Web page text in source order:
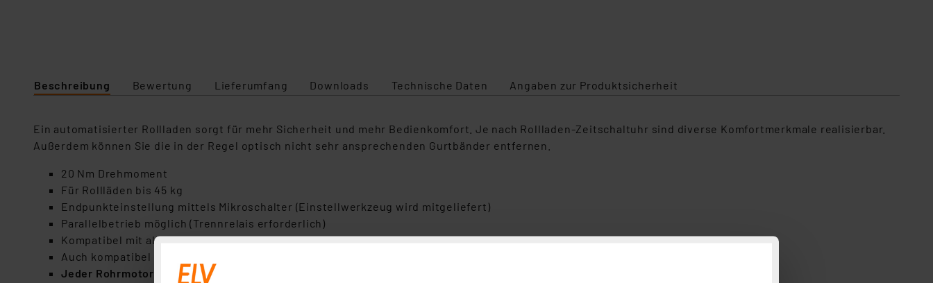
Beschreibung Bewertung Lieferumfang Downloads Technische Daten Angaben zur Produktsicherheit
Ein automatisierter Rollladen sorgt für mehr Sicherheit und mehr Bedienkomfort. Je nach Rollladen-Zeitschaltuhr sind diverse Komfortmerkmale realisierbar.
Außerdem können Sie die in der Regel optisch nicht sehr ansprechenden Gurtbänder entfernen.
20 Nm Drehmoment
Für Rollläden bis 45 kg
Endpunkteinstellung mittels Mikroschalter (Einstellwerkzeug wird mitgeliefert)
Parallelbetrieb möglich (Trennrelais erforderlich)
Kompatibel mit allen gängigen Rollladen-Schaltern und -Zeitschaltuhren
Auch kompatibel mit den Homematic IP Rollladenaktoren HmIP-BROLL und HmIP-FROLL
Jeder Rohrmotor wird vor der Auslieferung einem Funktions- und Leistungstest unterzogen